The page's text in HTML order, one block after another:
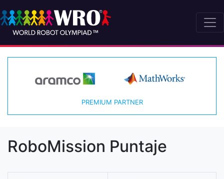
PREMIUM PARTNER
RoboMission Puntaje